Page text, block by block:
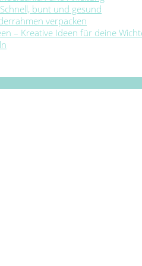
bunt und gesund
verpacken
– Kreative Ideen für deine